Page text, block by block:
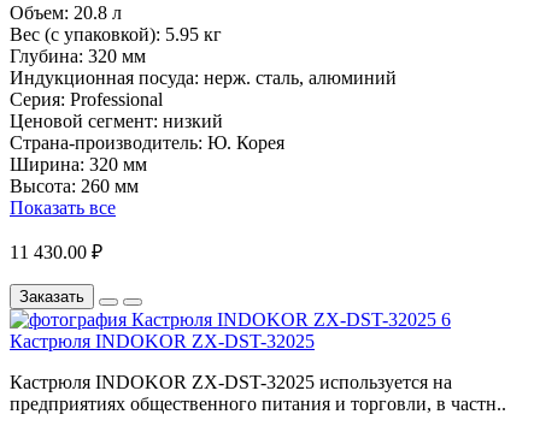
Объем: 20.8 л
Вес (с упаковкой): 5.95 кг
Глубина: 320 мм
Индукционная посуда: нерж. сталь, алюминий
Серия: Professional
Ценовой сегмент: низкий
Страна-производитель: Ю. Корея
Ширина: 320 мм
Высота: 260 мм
Показать все
11 430.00 ₽
Заказать
Кастрюля INDOKOR ZX-DST-32025
Кастрюля INDOKOR ZX-DST-32025 используется на
предприятиях общественного питания и торговли, в частн..